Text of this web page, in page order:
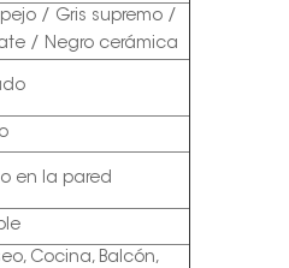
/ Gris supremo /
/ Negro cerámica
en la pared
Cocina, Balcón,